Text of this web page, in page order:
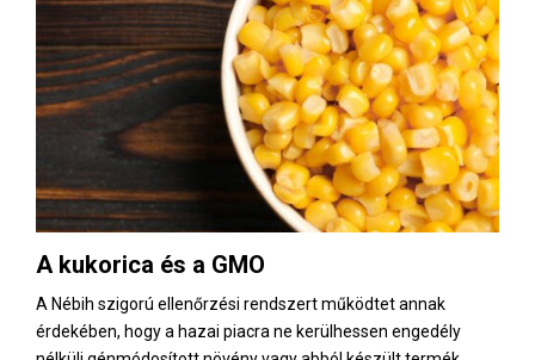
A
R
M
E
N
A kukorica és a GMO
A Nébih szigorú ellenőrzési rendszert működtet annak
érdekében, hogy a hazai piacra ne kerülhessen engedély